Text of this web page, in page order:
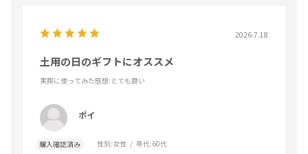
2026.7.18
土用の日のギフトにオススメ
実際に使ってみた感想:とても良い
ポイ
購入確認済み 性別:女性 年代:60代